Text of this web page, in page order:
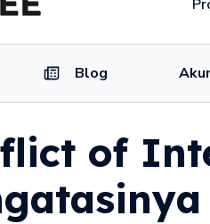
Blog
of